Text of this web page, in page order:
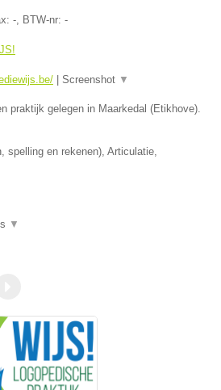
-, BTW-nr: -
Screenshot ▼
praktijk gelegen in Maarkedal (Etikhove).
spelling en rekenen), Articulatie,
▼